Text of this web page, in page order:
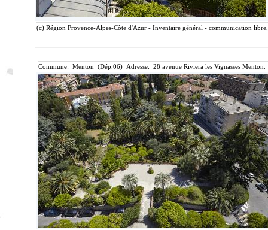
(c) Région Provence-Alpes-Côte d'Azur - Inventaire général - communication
Commune: Menton (Dép.06) Adresse: 28 avenue Riviera les Vignasses